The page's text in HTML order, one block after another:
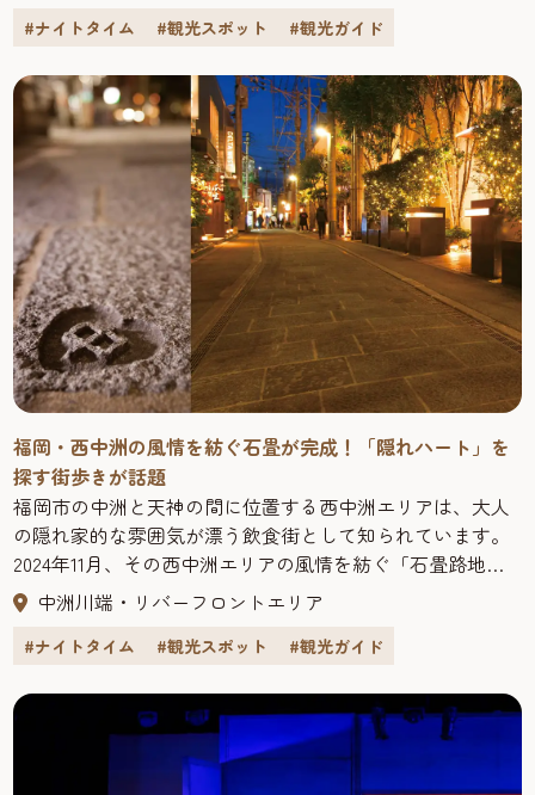
とキャストの温かな空間演出で、言葉の壁を超えた笑いと
感動を楽しむことができます。
#ナイトタイム #観光スポット #観光ガイド
福岡・西中洲の風情を紡ぐ石畳が完成！「隠れハート」を
探す街歩きが話題
福岡市の中洲と天神の間に位置する西中洲エリアは、大人
の隠れ家的な雰囲気が漂う飲食街として知られています。
2024年11月、その西中洲エリアの風情を紡ぐ「石畳路地」
が完成しました。長年にわたり西中洲の街づくりを推進し
てきたキーマンの想い、石畳に秘めた「隠れハート」への
想い、これからの西中洲についてお聞きしました。
中洲川端・リバーフロントエリア
#ナイトタイム #観光スポット #観光ガイド